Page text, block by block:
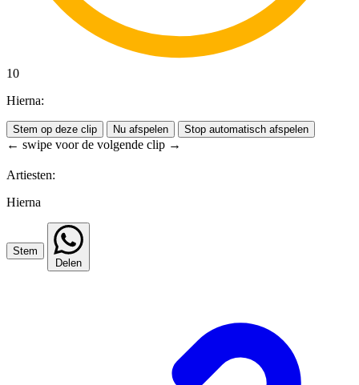
10
Hierna:
Stem op deze clip Nu afspelen Stop automatisch afspelen
← swipe voor de volgende clip →
Artiesten:
Hierna
Stem
Delen